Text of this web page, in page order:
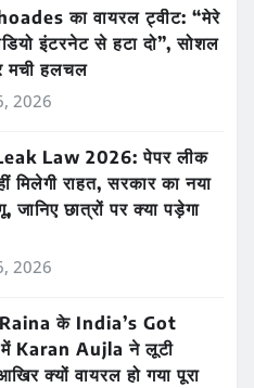
का वायरल ट्वीट: “मेरे
इंटरनेट से हटा दो”, सोशल
मची हलचल
2026
Law 2026: पेपर लीक
मिलेगी राहत, सरकार का नया
जानिए छात्रों पर क्या पड़ेगा
2026
के India’s Got
Karan Aujla ने लूटी
क्यों वायरल हो गया पूरा